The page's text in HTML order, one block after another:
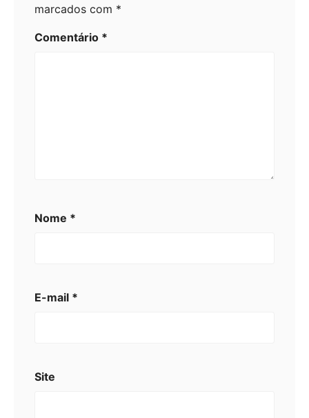
marcados com *
Comentário *
Nome *
E-mail *
Site